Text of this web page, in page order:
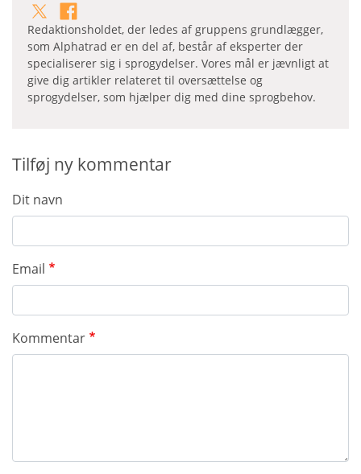
Redaktionsholdet, der ledes af gruppens grundlægger,
som Alphatrad er en del af, består af eksperter der
specialiserer sig i sprogydelser. Vores mål er jævnligt at
give dig artikler relateret til oversættelse og
sprogydelser, som hjælper dig med dine sprogbehov.
Tilføj ny kommentar
Dit navn
Email
Kommentar